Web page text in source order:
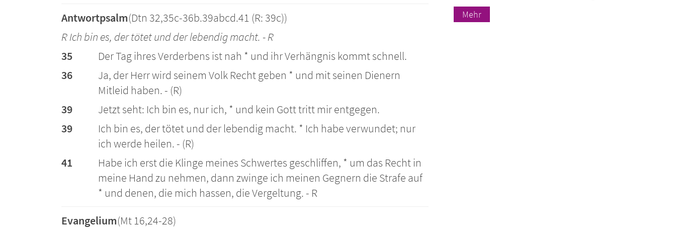
Antwortpsalm(Dtn 32,35c-36b.39abcd.41 (R: 39c))
R Ich bin es, der tötet und der lebendig macht. - R
35
Der Tag ihres Verderbens ist nah * und ihr Verhängnis kommt schnell.
36
Ja, der Herr wird seinem Volk Recht geben * und mit seinen Dienern
Mitleid haben. - (R)
39
Jetzt seht: Ich bin es, nur ich, * und kein Gott tritt mir entgegen.
39
Ich bin es, der tötet und der lebendig macht. * Ich habe verwundet; nur
ich werde heilen. - (R)
41
Habe ich erst die Klinge meines Schwertes geschliffen, * um das Recht in
meine Hand zu nehmen, dann zwinge ich meinen Gegnern die Strafe auf
* und denen, die mich hassen, die Vergeltung. - R
Evangelium(Mt 16,24-28)
Mehr